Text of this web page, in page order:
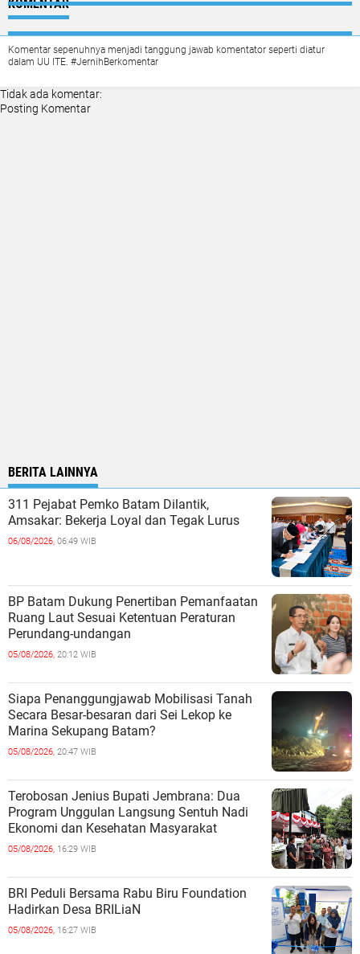
KOMENTAR
Komentar sepenuhnya menjadi tanggung jawab komentator seperti diatur
dalam UU ITE. #JernihBerkomentar
Tidak ada komentar:
Posting Komentar
BERITA LAINNYA
311 Pejabat Pemko Batam Dilantik,
Amsakar: Bekerja Loyal dan Tegak Lurus
06/08/2026, 06:49 WIB
BP Batam Dukung Penertiban Pemanfaatan
Ruang Laut Sesuai Ketentuan Peraturan
Perundang-undangan
05/08/2026, 20:12 WIB
Siapa Penanggungjawab Mobilisasi Tanah
Secara Besar-besaran dari Sei Lekop ke
Marina Sekupang Batam?
05/08/2026, 20:47 WIB
Terobosan Jenius Bupati Jembrana: Dua
Program Unggulan Langsung Sentuh Nadi
Ekonomi dan Kesehatan Masyarakat
05/08/2026, 16:29 WIB
BRI Peduli Bersama Rabu Biru Foundation
Hadirkan Desa BRILiaN
05/08/2026, 16:27 WIB